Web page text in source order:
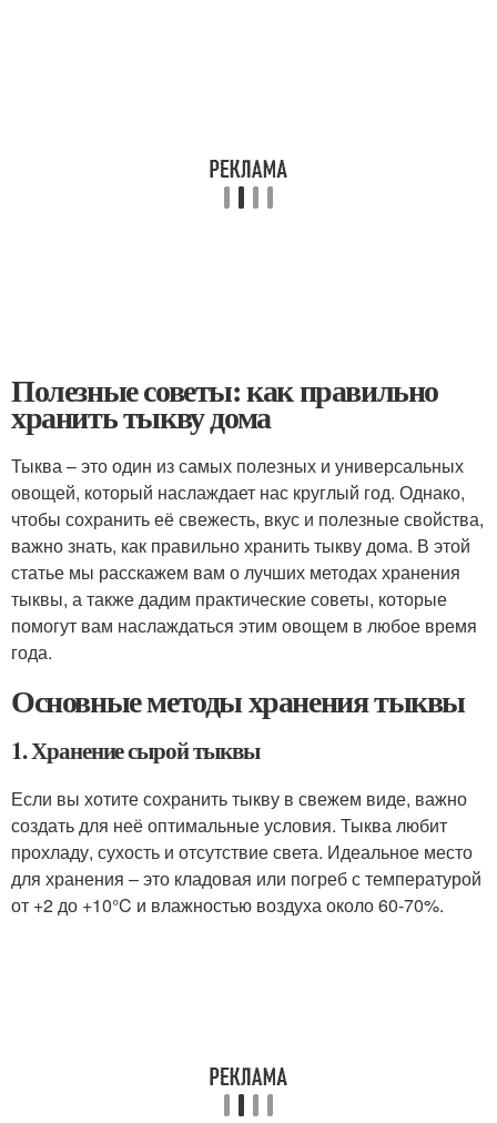
Полезные советы: как правильно
хранить тыкву дома
Тыква – это один из самых полезных и универсальных
овощей, который наслаждает нас круглый год. Однако,
чтобы сохранить её свежесть, вкус и полезные свойства,
важно знать, как правильно хранить тыкву дома. В этой
статье мы расскажем вам о лучших методах хранения
тыквы, а также дадим практические советы, которые
помогут вам наслаждаться этим овощем в любое время
года.
Основные методы хранения тыквы
1. Хранение сырой тыквы
Если вы хотите сохранить тыкву в свежем виде, важно
создать для неё оптимальные условия. Тыква любит
прохладу, сухость и отсутствие света. Идеальное место
для хранения – это кладовая или погреб с температурой
от +2 до +10°C и влажностью воздуха около 60-70%.